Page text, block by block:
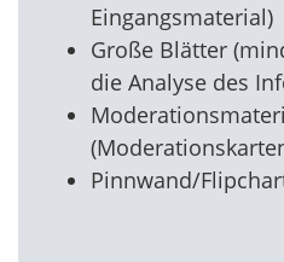
Eingangsmaterial)
Große Blätter
die Analyse des
Pinnwand/